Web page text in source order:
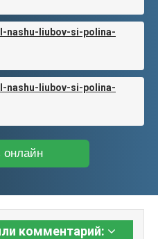
nashu-liubov-si-polina-
nashu-liubov-si-polina-
онлайн
комментарий: